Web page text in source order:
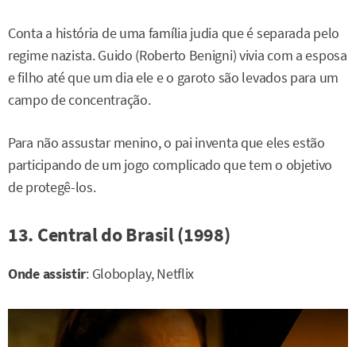
Conta a história de uma família judia que é separada pelo
regime nazista. Guido (Roberto Benigni) vivia com a esposa
e filho até que um dia ele e o garoto são levados para um
campo de concentração.
Para não assustar menino, o pai inventa que eles estão
participando de um jogo complicado que tem o objetivo
de protegê-los.
13. Central do Brasil (1998)
Onde assistir: Globoplay, Netflix